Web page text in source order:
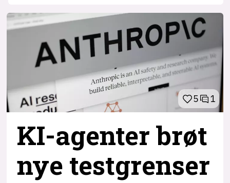
5 1
KI-agenter brøt
nye testgrenser